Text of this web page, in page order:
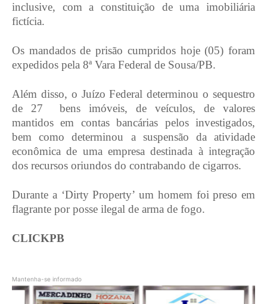
inclusive, com a constituição de uma imobiliária
fictícia.
Os mandados de prisão cumpridos hoje (05) foram
expedidos pela 8ª Vara Federal de Sousa/PB.
Além disso, o Juízo Federal determinou o sequestro
de 27
bens imóveis, de veículos, de valores
mantidos em contas bancárias pelos investigados,
bem como determinou a suspensão da atividade
econômica de uma empresa destinada à integração
dos recursos oriundos do contrabando de cigarros.
Durante a ‘Dirty Property’ um homem foi preso em
flagrante por posse ilegal de arma de fogo.
CLICKPB
Mantenha-se informado